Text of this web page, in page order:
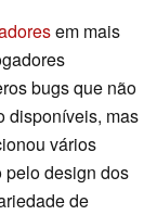
em mais
bugs que não
disponíveis, mas
vários
pelo design dos
de